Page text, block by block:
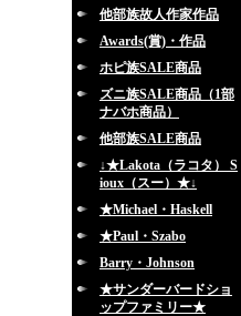
他部族故人作家作品
Awards(賞)・作品
ホピ族SALE商品
ズニ族SALE商品（1部
ナバホ商品）
他部族SALE商品
↓★Lakota（ラコタ） S
ioux（スー）★↓
★Michael・Haskell
★Paul・Szabo
Barry・Johnson
★サンダーバードショ
ップファミリー★